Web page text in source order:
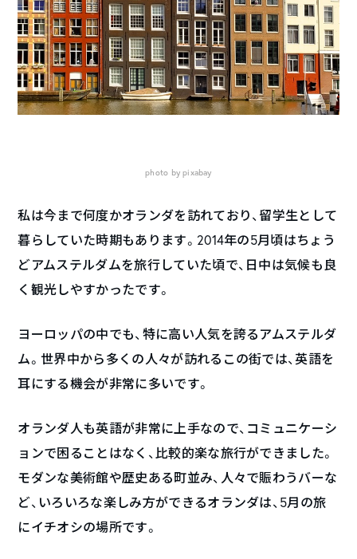
photo by pixabay
私は今まで何度かオランダを訪れており、留学生として
暮らしていた時期もあります。2014年の5月頃はちょう
どアムステルダムを旅行していた頃で、日中は気候も良
く観光しやすかったです。
ヨーロッパの中でも、特に高い人気を誇るアムステルダ
ム。世界中から多くの人々が訪れるこの街では、英語を
耳にする機会が非常に多いです。
オランダ人も英語が非常に上手なので、コミュニケーシ
ョンで困ることはなく、比較的楽な旅行ができました。
モダンな美術館や歴史ある町並み、人々で賑わうバーな
ど、いろいろな楽しみ方ができるオランダは、5月の旅
にイチオシの場所です。